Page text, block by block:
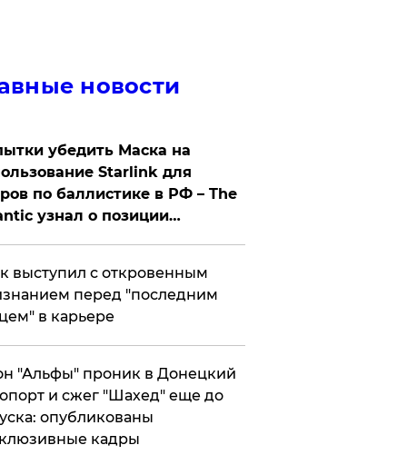
новости
убедить Маска на
Starlink для
по баллистике в РФ – The
узнал о позиции
выступил с откровенным
перед "последним
в карьере
"Альфы" проник в Донецкий
и сжег "Шахед" еще до
опубликованы
кадры